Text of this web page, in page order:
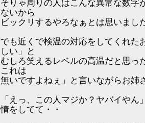
そりゃ周りの人はこんな異常な数字
ないから
ビックリするやろなぁとは思いまし
でも近くで検温の対応をしてくれた
しい」と
むしろ笑えるレベルの高温だと思っ
これは
無いですよねぇ」と言いながらお姉
「えっ、この人マジか？ヤバイや
情をしてて・・